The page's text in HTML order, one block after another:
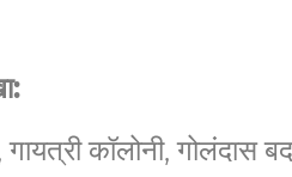
गायत्री कॉलोनी, गोलंदास